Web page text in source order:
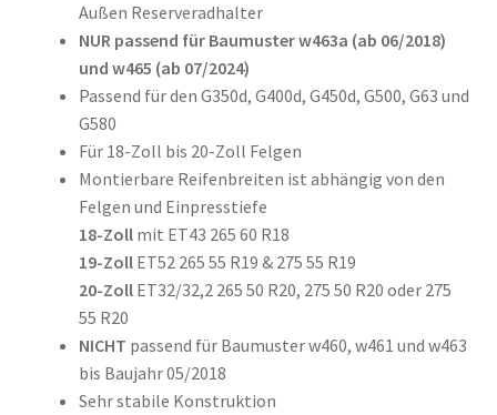
Außen Reserveradhalter
NUR passend für Baumuster w463a (ab 06/2018)
und w465 (ab 07/2024)
Passend für den G350d, G400d, G450d, G500, G63 und
G580
Für 18-Zoll bis 20-Zoll Felgen
Montierbare Reifenbreiten ist abhängig von den
Felgen und Einpresstiefe
18-Zollmit ET43 265 60 R18
19-ZollET52 265 55 R19 & 275 55 R19
20-ZollET32/32,2 265 50 R20, 275 50 R20 oder 275
55 R20
NICHT passend für Baumuster w460, w461 und w463
bis Baujahr 05/2018
Sehr stabile Konstruktion